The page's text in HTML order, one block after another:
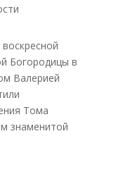
Богородицы в
Валерией
Тома
знаменитой